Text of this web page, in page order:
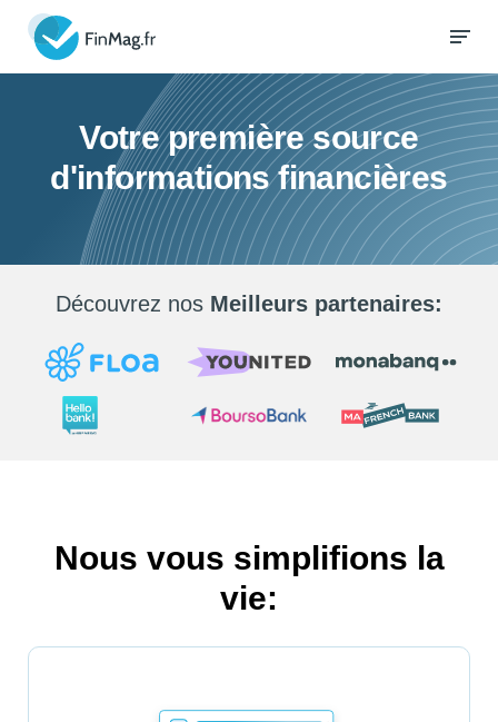
Votre première source
d'informations financières
Découvrez nos Meilleurs partenaires:
Nous vous simplifions la
vie: